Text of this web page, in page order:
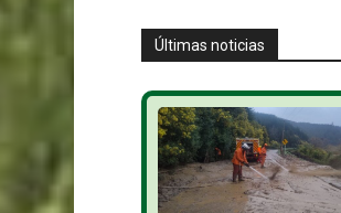
Últimas noticias